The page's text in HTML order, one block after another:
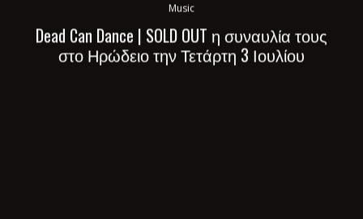
Music
Dead Can Dance | SOLD OUT η συναυλία τους
στο Ηρώδειο την Τετάρτη 3 Ιουλίου